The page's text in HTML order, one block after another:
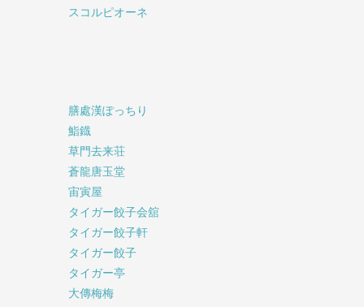
スコルピオーネ
膳處漢ぽっちり
鮨鐡
草門去来荘
蒼龍唐玉堂
宙寅屋
タイガー餃子会舘
タイガー餃子軒
タイガー餃子
タイガー亭
大傳梅梅